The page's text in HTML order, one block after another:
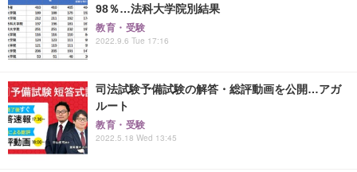
98％…法科大学院別結果
教育・受験
2022.9.6 Tue 17:16
司法試験予備試験の解答・総評動画を公開…アガ
ルート
教育・受験
2022.5.18 Wed 13:45